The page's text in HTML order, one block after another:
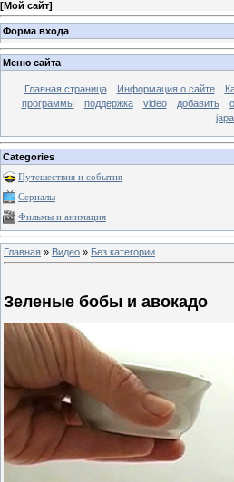
[Мой сайт]
Форма входа
Меню сайта
Главная страница Информация о сайте
программы
поддержка video добавить
Categories
Путешествия и события
Сериалы
Фильмы и анимация
Главная » Видео » Без категории
Зеленые бобы и авокадо